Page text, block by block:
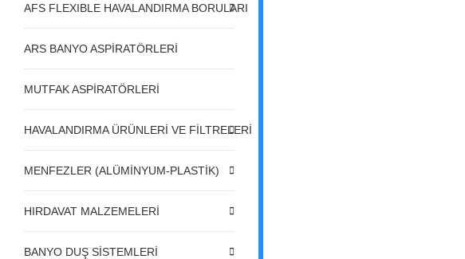
AFS FLEXIBLE HAVALANDIRMA BORULARI
ARS BANYO ASPİRATÖRLERİ
MUTFAK ASPİRATÖRLERİ
HAVALANDIRMA ÜRÜNLERİ VE FİLTRELERİ
MENFEZLER (ALÜMİNYUM-PLASTİK)
HIRDAVAT MALZEMELERİ
BANYO DUŞ SİSTEMLERİ